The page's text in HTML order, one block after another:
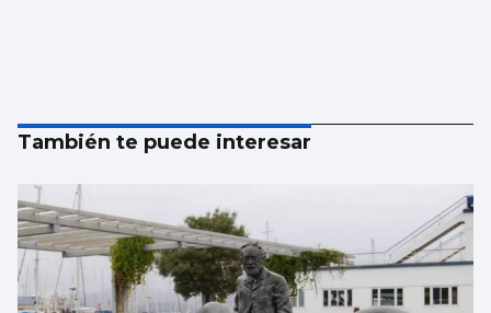
También te puede interesar